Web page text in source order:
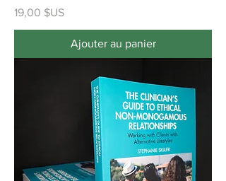
Prix
19,00 $US
Ajouter au panier